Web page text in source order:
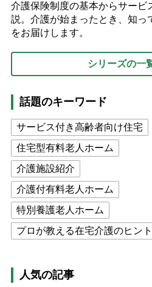
介護保険制度の基本からサービ
説。介護が始まったとき、知っ
をお届けします。
シリーズの一
話題のキーワード
サービス付き高齢者向け住宅
住宅型有料老人ホーム
介護施設紹介
介護付有料老人ホーム
特別養護老人ホーム
プロが教える在宅介護のヒント
高木ブー
ケアマネジャー
人気の記事